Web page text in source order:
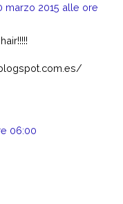
marzo 2015 alle ore
06:00